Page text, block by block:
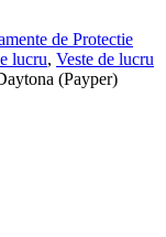
de Protectie
lucru, Veste de lucru
(Payper)